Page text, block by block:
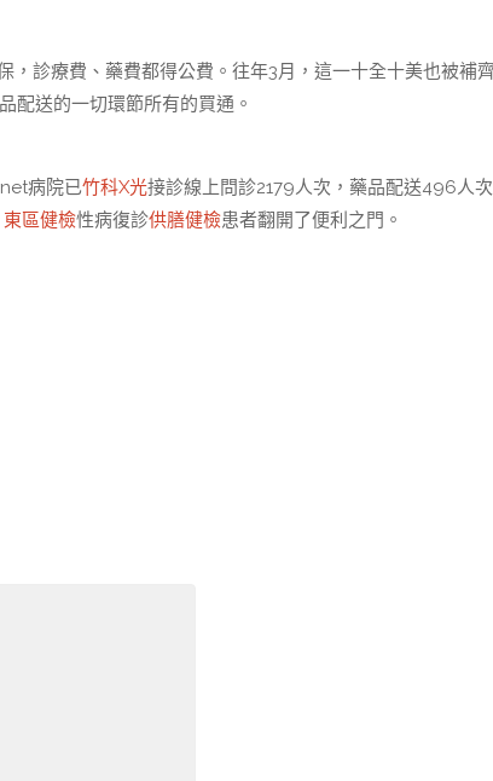
，診療費、藥費都得公費。往年3月，這一十全十美也被補
配送的一切環節所有的買通。
病院已竹科X光接診線上問診2179人次，藥品配送496人次
區健檢性病復診供膳健檢患者翻開了便利之門。